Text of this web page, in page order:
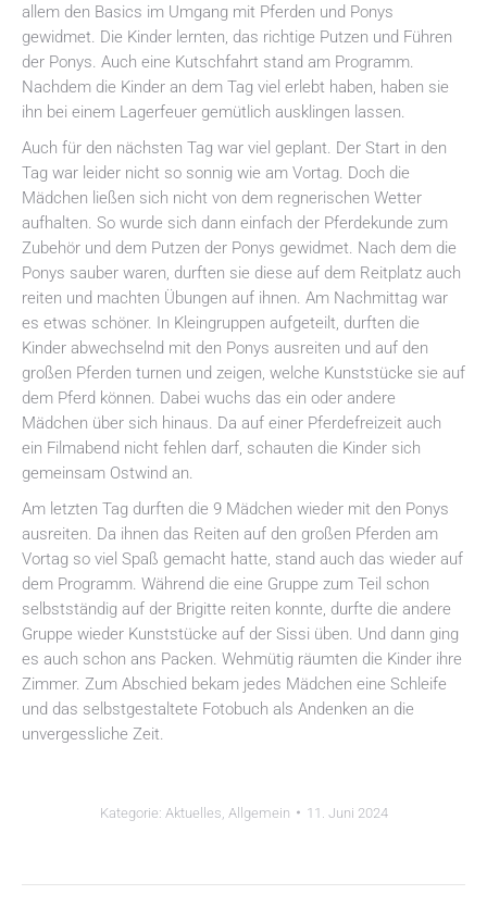
allem den Basics im Umgang mit Pferden und Ponys
gewidmet. Die Kinder lernten, das richtige Putzen und Führen
der Ponys. Auch eine Kutschfahrt stand am Programm.
Nachdem die Kinder an dem Tag viel erlebt haben, haben sie
ihn bei einem Lagerfeuer gemütlich ausklingen lassen.
Auch für den nächsten Tag war viel geplant. Der Start in den
Tag war leider nicht so sonnig wie am Vortag. Doch die
Mädchen ließen sich nicht von dem regnerischen Wetter
aufhalten. So wurde sich dann einfach der Pferdekunde zum
Zubehör und dem Putzen der Ponys gewidmet. Nach dem die
Ponys sauber waren, durften sie diese auf dem Reitplatz auch
reiten und machten Übungen auf ihnen. Am Nachmittag war
es etwas schöner. In Kleingruppen aufgeteilt, durften die
Kinder abwechselnd mit den Ponys ausreiten und auf den
großen Pferden turnen und zeigen, welche Kunststücke sie auf
dem Pferd können. Dabei wuchs das ein oder andere
Mädchen über sich hinaus. Da auf einer Pferdefreizeit auch
ein Filmabend nicht fehlen darf, schauten die Kinder sich
gemeinsam Ostwind an.
Am letzten Tag durften die 9 Mädchen wieder mit den Ponys
ausreiten. Da ihnen das Reiten auf den großen Pferden am
Vortag so viel Spaß gemacht hatte, stand auch das wieder auf
dem Programm. Während die eine Gruppe zum Teil schon
selbstständig auf der Brigitte reiten konnte, durfte die andere
Gruppe wieder Kunststücke auf der Sissi üben. Und dann ging
es auch schon ans Packen. Wehmütig räumten die Kinder ihre
Zimmer. Zum Abschied bekam jedes Mädchen eine Schleife
und das selbstgestaltete Fotobuch als Andenken an die
unvergessliche Zeit.
Kategorie: Aktuelles Allgemein 11. Juni 2024